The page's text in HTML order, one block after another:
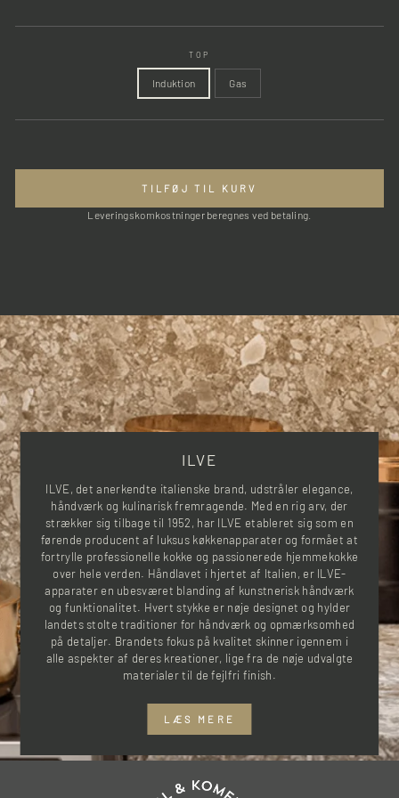
TOP
Induktion Gas
TILFØJ TIL KURV
Leveringskomkostninger beregnes ved betaling.
ILVE
ILVE, det anerkendte italienske brand, udstråler elegance,
håndværk og kulinarisk fremragende. Med en rig arv, der
strækker sig tilbage til 1952, har ILVE etableret sig som en
førende producent af luksus køkkenapparater og formået at
fortrylle professionelle kokke og passionerede hjemmekokke
over hele verden. Håndlavet i hjertet af Italien, er ILVE-
apparater en ubesværet blanding af kunstnerisk håndværk
og funktionalitet. Hvert stykke er nøje designet og hylder
landets stolte traditioner for håndværk og opmærksomhed
på detaljer. Brandets fokus på kvalitet skinner igennem i
alle aspekter af deres kreationer, lige fra de nøje udvalgte
materialer til de fejlfri finish.
LÆS MERE